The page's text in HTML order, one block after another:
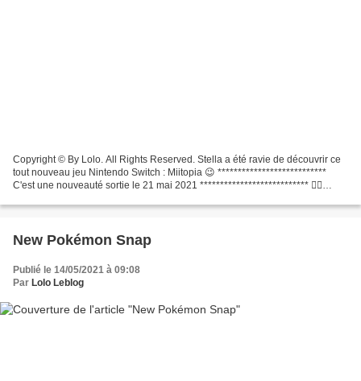
Copyright © By Lolo. All Rights Reserved. Stella a été ravie de découvrir ce
tout nouveau jeu Nintendo Switch : Miitopia 😉 ***************************
C'est une nouveauté sortie le 21 mai 2021 *************************** 👉🏻
New Pokémon Snap
Publié le 14/05/2021 à 09:08
Par Lolo Leblog